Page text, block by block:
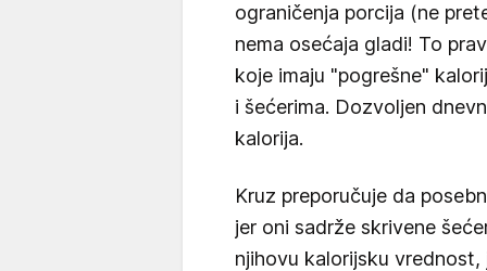
ograničenja porcija (ne
nema osećaja gladi! To
koje imaju "pogrešne"
i šećerima. Dozvoljen
kalorija.
Kruz preporučuje da
jer oni sadrže skrivene
njihovu kalorijsku